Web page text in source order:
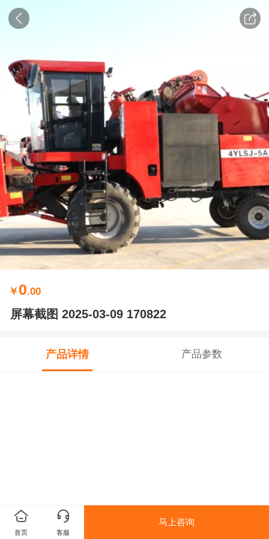
￥ 0.00
屏幕截图 2025-03-09 170822
产品详情 产品参数
首页 客服
马上咨询